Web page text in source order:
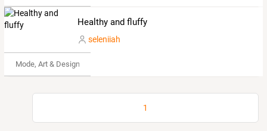
Healthy and fluffy
seleniiah
Mode, Art & Design
1